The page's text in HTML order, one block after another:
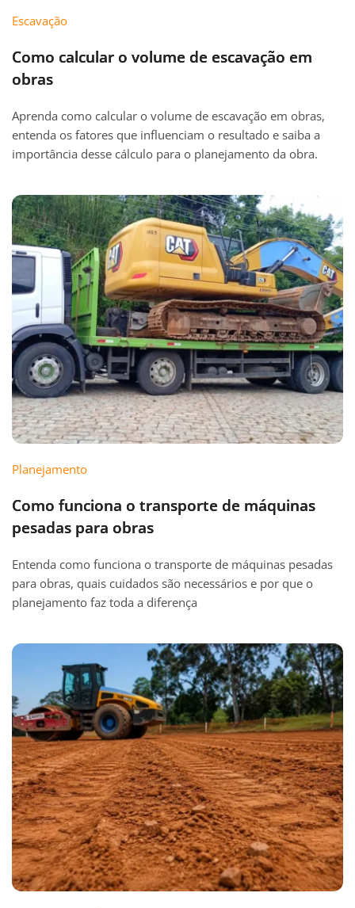
Escavação
Como calcular o volume de escavação em
obras
Aprenda como calcular o volume de escavação em obras,
entenda os fatores que influenciam o resultado e saiba a
importância desse cálculo para o planejamento da obra.
Planejamento
Como funciona o transporte de máquinas
pesadas para obras
Entenda como funciona o transporte de máquinas pesadas
para obras, quais cuidados são necessários e por que o
planejamento faz toda a diferença